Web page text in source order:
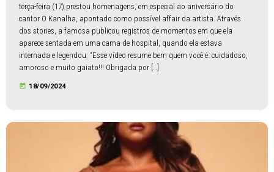
terça-feira (17) prestou homenagens, em especial ao aniversário do
cantor O Kanalha, apontado como possível affair da artista. Através
dos stories, a famosa publicou registros de momentos em que ela
aparece sentada em uma cama de hospital, quando ela estava
internada e legendou: “Esse vídeo resume bem quem você é: cuidadoso,
amoroso e muito gaiato!!! Obrigada por […]
today 18/09/2024